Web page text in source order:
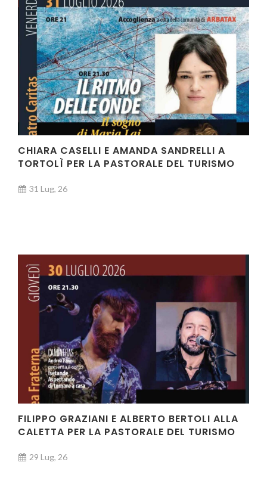
CHIARA CASELLI E AMANDA SANDRELLI A
TORTOLÌ PER LA PASTORALE DEL TURISMO
31 Lug, 26
FILIPPO GRAZIANI E ALBERTO BERTOLI ALLA
CALETTA PER LA PASTORALE DEL TURISMO
29 Lug, 26